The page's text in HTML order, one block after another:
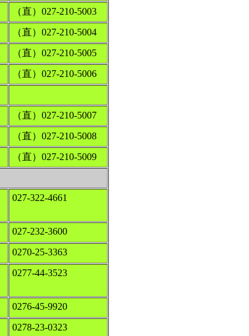
（直）027-210-5003
（直）027-210-5004
（直）027-210-5005
（直）027-210-5006
（直）027-210-5007
（直）027-210-5008
（直）027-210-5009
027-322-4661
027-232-3600
0270-25-3363
0277-44-3523
0276-45-9920
0278-23-0323